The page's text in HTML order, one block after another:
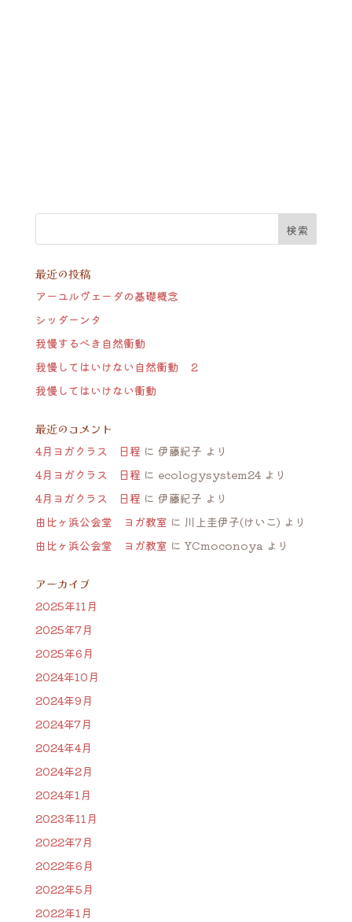
最近の投稿
アーユルヴェーダの基礎概念
シッダーンタ
我慢するべき自然衝動
我慢してはいけない自然衝動 ２
我慢してはいけない衝動
最近のコメント
4月ヨガクラス 日程 に 伊藤紀子 より
4月ヨガクラス 日程 に ecologysystem24より
4月ヨガクラス 日程 に 伊藤紀子 より
由比ヶ浜公会堂 ヨガ教室 に 川上圭伊子(けいこ) より
由比ヶ浜公会堂 ヨガ教室 に YCmoconoya より
アーカイブ
2025年11月
2025年7月
2025年6月
2024年10月
2024年9月
2024年7月
2024年4月
2024年2月
2024年1月
2023年11月
2022年7月
2022年6月
2022年5月
2022年1月